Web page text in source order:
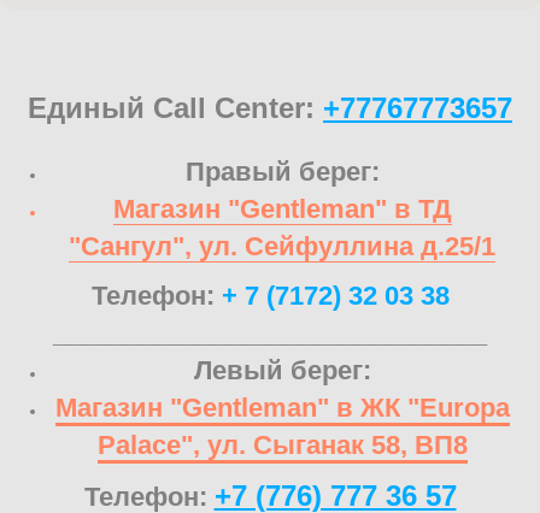
Единый Call Center: +77767773657
Правый берег:
Магазин "Gentleman" в ТД
"Сангул", ул. Сейфуллина д.25/1
Телефон: + 7 (7172) 32 03 38
Левый берег:
Магазин "Gentleman" в ЖК "Europa
Palace", ул. Сыганак 58, ВП8
Телефон: +7 (776) 777 36 57